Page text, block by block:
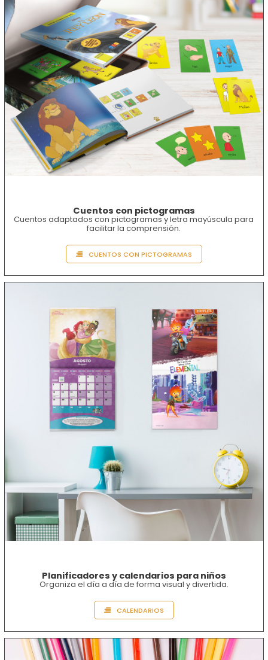
Cuentos con pictogramas
Cuentos adaptados con pictogramas y letra mayúscula para
facilitar la comprensión.
CUENTOS CON PICTOGRAMAS
Planificadores y calendarios para niños
Organiza el día a día de forma visual y divertida.
CALENDARIOS